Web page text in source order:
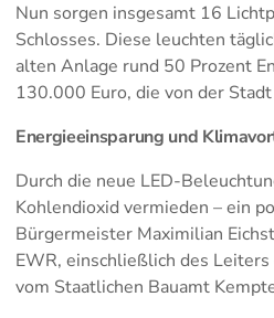
Nun sorgen insgesamt 16
Schlosses. Diese leuchten
alten Anlage rund 50 Prozent
130.000 Euro, die von der
Energieeinsparung und
Durch die neue LED-
Kohlendioxid vermieden – ein
Bürgermeister Maximilian
EWR, einschließlich des
vom Staatlichen Bauamt